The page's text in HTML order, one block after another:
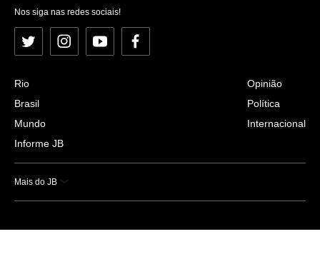
Nos siga nas redes sociais!
Twitter InstagramYouTubeFacebook
Rio
Brasil
Mundo
Informe JB
Opinião
Política
Internacional
Mais do JB
Esportes